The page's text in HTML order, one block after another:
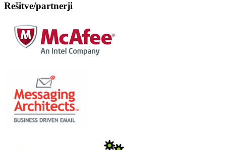
Rešitve/partnerji